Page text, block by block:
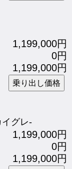
1,199,000円
0円
1,199,000円
乗り出し価格
グレ-
1,199,000円
0円
1,199,000円